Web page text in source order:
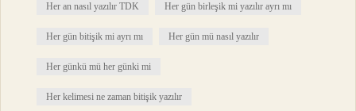
Her an nasıl yazılır TDK Her gün birleşik mi yazılır ayrı mı
Her gün bitişik mi ayrı mı Her gün mü nasıl yazılır
Her günkü mü her günki mi
Her kelimesi ne zaman bitişik yazılır